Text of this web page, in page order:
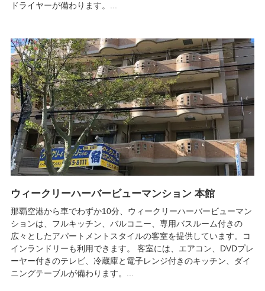
ドライヤーが備わります。...
ウィークリーハーバービューマンション 本館
那覇空港から車でわずか10分、ウィークリーハーバービューマン
ションは、フルキッチン、バルコニー、専用バスルーム付きの
広々としたアパートメントスタイルの客室を提供しています。コ
インランドリーも利用できます。 客室には、エアコン、DVDプレ
ーヤー付きのテレビ、冷蔵庫と電子レンジ付きのキッチン、ダイ
ニングテーブルが備わります。...